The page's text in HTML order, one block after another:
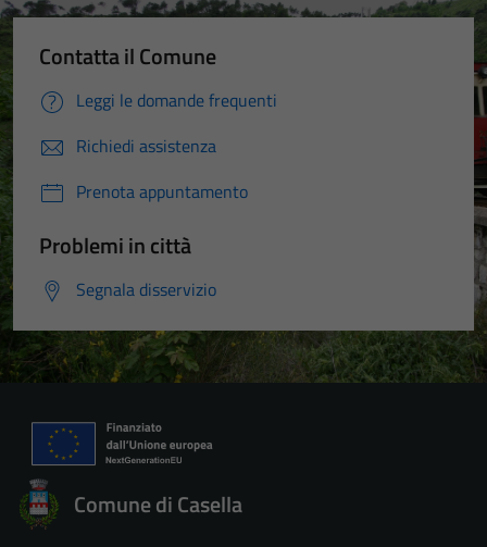
Contatta il Comune
Leggi le domande frequenti
Richiedi assistenza
Prenota appuntamento
Problemi in città
Segnala disservizio
Comune di Casella